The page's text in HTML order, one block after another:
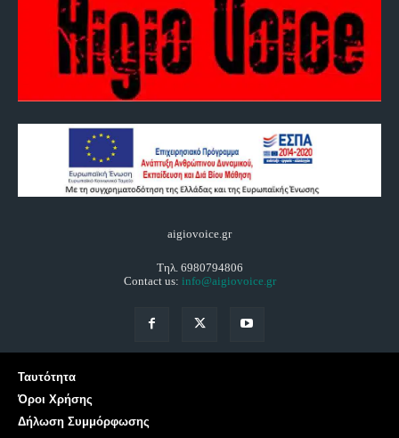
aigiovoice.gr
Τηλ. 6980794806
Contact us: info@aigiovoice.gr
Ταυτότητα
Όροι Χρήσης
Δήλωση Συμμόρφωσης